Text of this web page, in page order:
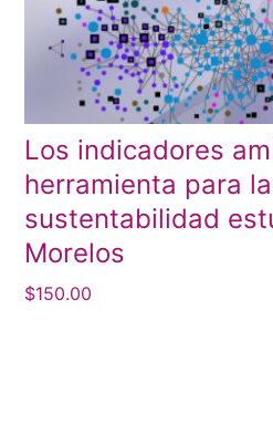
Los indicadores
herramienta para la
sustentabilidad
Morelos
$150.00